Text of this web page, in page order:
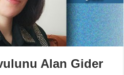
Alan Gider